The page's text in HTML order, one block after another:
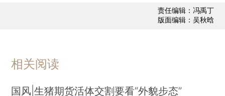
责任编辑：冯禹丁
版面编辑：吴秋晗
相关阅读
国风|生猪期货活体交割要看“外貌步态”